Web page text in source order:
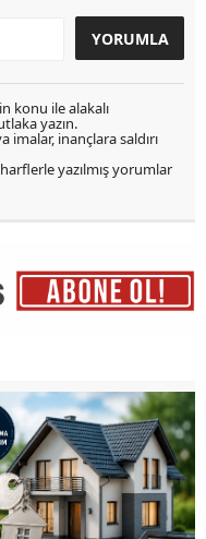
konu ile alakalı
yazın.
inançlara saldırı
yazılmış yorumlar